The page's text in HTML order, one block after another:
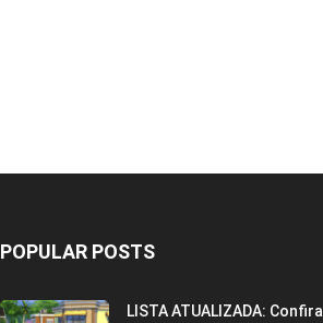
POPULAR POSTS
LISTA ATUALIZADA: Confira